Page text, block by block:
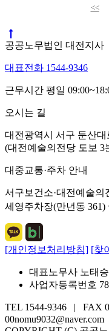
<<
공공노무법인 대전지사
대표전화 1544-9346
근무시간 평일
오시는 길
대전광역시 서구 둔산대
(대전예술의전당 도보 3
대중교통·주차 안내
서구보건소·대전예술의
세영주차장(만년동 361)
[개인정보처리방침] [찾
대표노무사 노태승
사업자등록번호
TEL 1544-9346 | FAX
00nomu9032@naver.com